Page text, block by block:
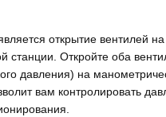
открытие вентилей на
станции. Откройте оба
давления) на
вам контролировать